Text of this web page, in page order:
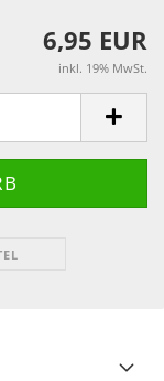
6,95 EUR
inkl. 19% MwSt.